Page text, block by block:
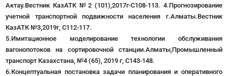
Актау.Вестник КазАТК №2 (101),2017г-С108-113. 4.Прогнозирование
учетной транспортной подвижности населения г.Алматы.Вестник
КазАТК №3,2019г, С112-117.
5.Имитационное моделирование технологии обслуживания
вагонопотоков на сортировочной станции.Алматы,Промышленный
транспорт Казахстана, №4 (65), 2019 г, С143-148.
6.Концептуальная постановка задачи планирования и оперативного